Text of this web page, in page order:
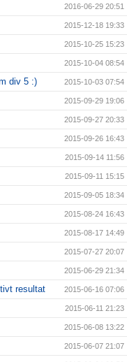
2016-06-29 20:51
2015-12-18 19:33
2015-10-25 15:23
2015-10-04 08:54
div 5 :) 2015-10-03 07:54
2015-09-29 19:06
2015-09-27 20:33
2015-09-26 16:43
2015-09-14 11:56
2015-09-11 15:15
2015-09-05 18:34
2015-08-24 16:43
2015-08-17 14:49
2015-07-27 20:07
2015-06-29 21:34
resultat 2015-06-16 07:06
2015-06-11 21:23
2015-06-08 13:22
2015-06-07 21:07